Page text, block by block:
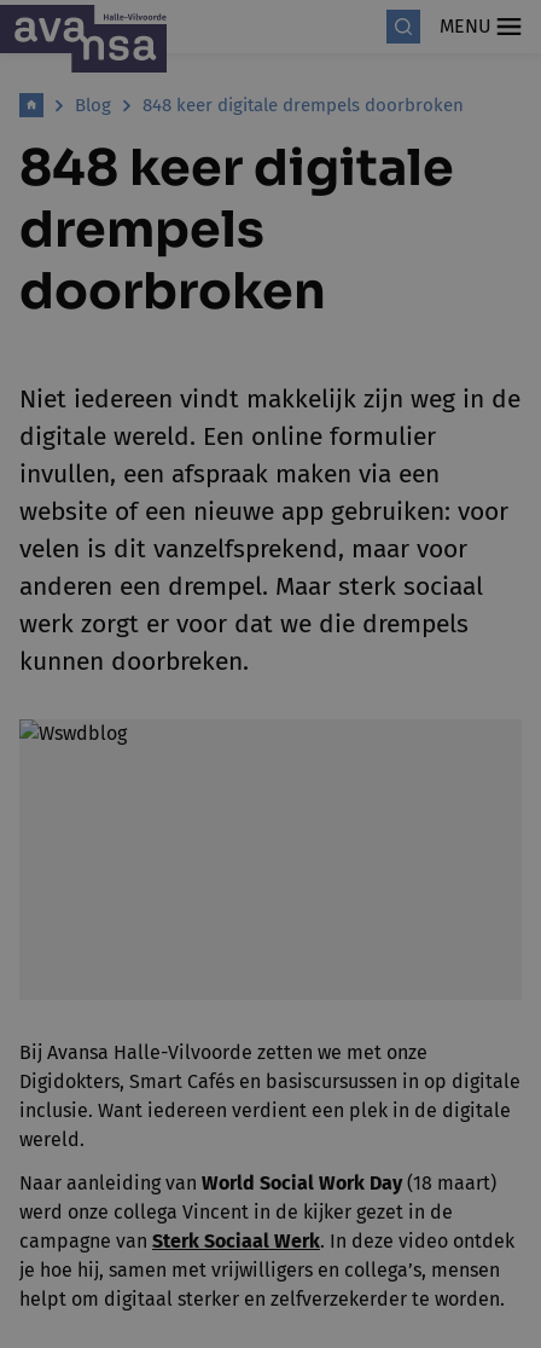
MENU
Blog 848 keer digitale drempels doorbroken
848 keer digitale
drempels
doorbroken
Niet iedereen vindt makkelijk zijn weg in de
digitale wereld. Een online formulier
invullen, een afspraak maken via een
website of een nieuwe app gebruiken: voor
velen is dit vanzelfsprekend, maar voor
anderen een drempel. Maar sterk sociaal
werk zorgt er voor dat we die drempels
kunnen doorbreken.
Bij Avansa Halle-Vilvoorde zetten we met onze
Digidokters, Smart Cafés en basiscursussen in op digitale
inclusie. Want iedereen verdient een plek in de digitale
wereld.
Naar aanleiding van World Social Work Day(18 maart)
werd onze collega Vincent in de kijker gezet in de
campagne van Sterk Sociaal Werk. In deze video ontdek
je hoe hij, samen met vrijwilligers en collega’s, mensen
helpt om digitaal sterker en zelfverzekerder te worden.